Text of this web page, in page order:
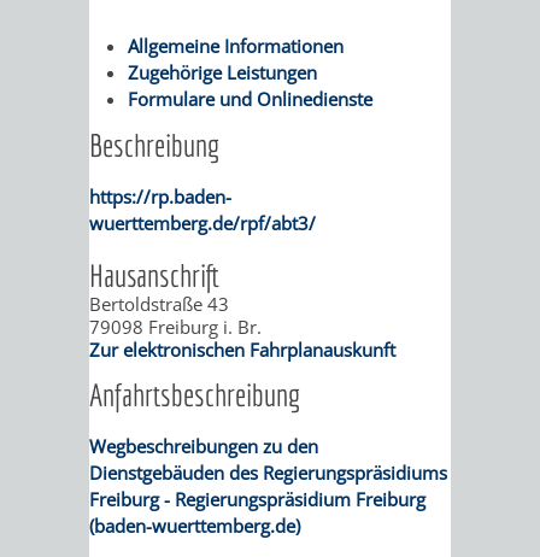
UND
JUGENDLICHE
BETREUUNG
UND
PFLEGE
FREIZEITANGEBOTE
MENSCHEN
MIT
BEHINDERUNG
MENSCHEN
MIT
DEMENZ
MIGRANTEN
/
BAUHERREN
BAUHERRENBERATUNG
GRUNDSTÜCKSWERTERMITTLUNG
TECHNIK,
STADTENTWICKLUNG
KINDER-
SITZUNGSUNTERLAGEN
UMLEGUNGSAUSSCHUSS
AUSSCHÜSSE
Allgemeine Informationen
Zugehörige Leistungen
Formulare und Onlinedienste
Beschreibung
https://rp.baden-
wuerttemberg.de/rpf/abt3/
Hausanschrift
Bertoldstraße 43
79098 Freiburg i. Br.
Zur elektronischen Fahrplanauskunft
Anfahrtsbeschreibung
Wegbeschreibungen zu den
Dienstgebäuden des Regierungspräsidiums
Freiburg - Regierungspräsidium Freiburg
(baden-wuerttemberg.de)